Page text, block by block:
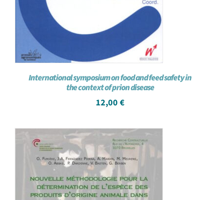
International symposium on food and feed safety in
the context of prion disease
12,00 €